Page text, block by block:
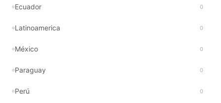
Ecuador 0
Latinoamerica 0
México 0
Paraguay 0
Perú 0